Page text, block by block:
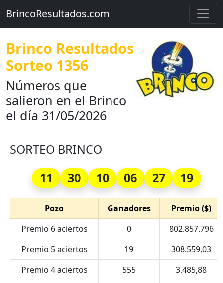
BrincoResultados.com
Brinco Resultados
Sorteo 1356
Números que
salieron en el Brinco
el día 31/05/2026
SORTEO BRINCO
11
30 10 06 27 19
Pozo Ganadores
Premio ($)
Premio 6 aciertos
0
802.857.796
Premio 5 aciertos
19
308.559,03
Premio 4 aciertos
555
3.485,88